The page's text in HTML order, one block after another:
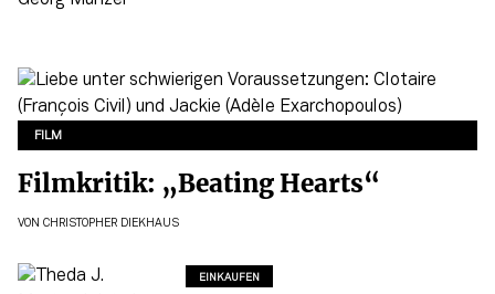
FILM
Filmkritik: „Beating Hearts“
VON CHRISTOPHER DIEKHAUS
EINKAUFEN